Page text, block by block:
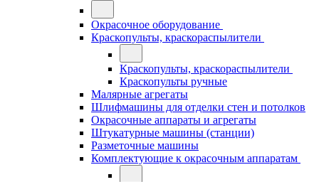
Окрасочное оборудование
Краскопульты, краскораспылители
Краскопульты, краскораспылители
Краскопульты ручные
Малярные агрегаты
Шлифмашины для отделки стен и потолков
Окрасочные аппараты и агрегаты
Штукатурные машины (станции)
Разметочные машины
Комплектующие к окрасочным аппаратам